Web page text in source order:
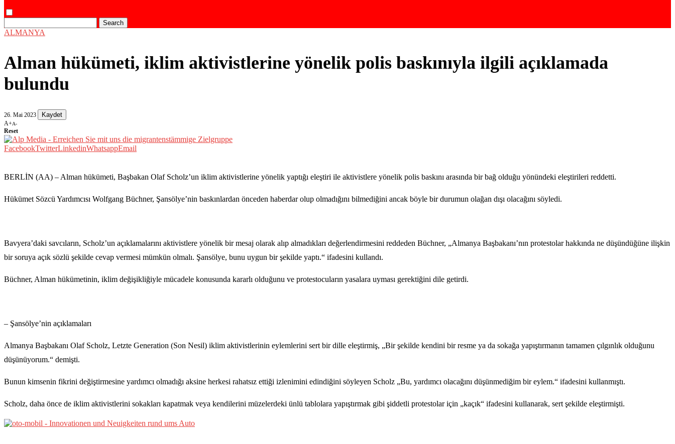
Search
ALMANYA
Alman hükümeti, iklim aktivistlerine yönelik polis baskınıyla ilgili açıklamada
bulundu
26. Mai 2023 Kaydet
A+A-
Reset
FacebookTwitterLinkedinWhatsappEmail
BERLİN (AA) – Alman hükümeti, Başbakan Olaf Scholz’un iklim aktivistlerine yönelik yaptığı eleştiri ile aktivistlere yönelik polis baskını arasında bir bağ olduğu yönündeki eleştirileri reddetti.
Hükümet Sözcü Yardımcısı Wolfgang Büchner, Şansölye’nin baskınlardan önceden haberdar olup olmadığını bilmediğini ancak böyle bir durumun olağan dışı olacağını söyledi.
Bavyera’daki savcıların, Scholz’un açıklamalarını aktivistlere yönelik bir mesaj olarak alıp almadıkları değerlendirmesini reddeden Büchner, „Almanya Başbakanı’nın protestolar hakkında ne düşündüğüne ilişkin
bir soruya açık sözlü şekilde cevap vermesi mümkün olmalı. Şansölye, bunu uygun bir şekilde yaptı.“ ifadesini kullandı.
Büchner, Alman hükümetinin, iklim değişikliğiyle mücadele konusunda kararlı olduğunu ve protestocuların yasalara uyması gerektiğini dile getirdi.
– Şansölye’nin açıklamaları
Almanya Başbakanı Olaf Scholz, Letzte Generation (Son Nesil) iklim aktivistlerinin eylemlerini sert bir dille eleştirmiş, „Bir şekilde kendini bir resme ya da sokağa yapıştırmanın tamamen çılgınlık olduğunu
düşünüyorum.“ demişti.
Bunun kimsenin fikrini değiştirmesine yardımcı olmadığı aksine herkesi rahatsız ettiği izlenimini edindiğini söyleyen Scholz „Bu, yardımcı olacağını düşünmediğim bir eylem.“ ifadesini kullanmıştı.
Scholz, daha önce de iklim aktivistlerini sokakları kapatmak veya kendilerini müzelerdeki ünlü tablolara yapıştırmak gibi şiddetli protestolar için „kaçık“ ifadesini kullanarak, sert şekilde eleştirmişti.